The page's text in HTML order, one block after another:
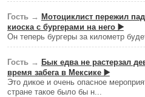
Гость → Мотоциклист пережил
киоска с бургерами на него ▶️
Он теперь бургеры за километр
Гость → Бык едва не растерзал
время забега в Мексике ▶️
Это дикое и очень опасное
стране такое было бы н...